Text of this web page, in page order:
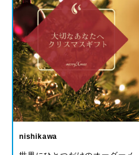
nishikawa